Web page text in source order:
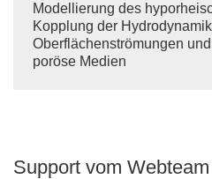
Modellierung des
Kopplung der
Oberflächenströmungen
poröse Medien
Support vom Webteam